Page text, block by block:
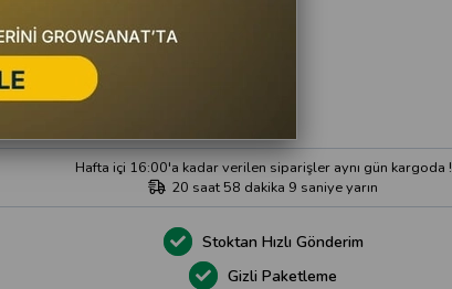
Yaz
Satıcıya Soru Sor
Hafta içi 16:00'a kadar verilen siparişler aynı gün kargoda !
20 saat 58 dakika 8 saniyeyarın
Stoktan Hızlı Gönderim
Gizli Paketleme